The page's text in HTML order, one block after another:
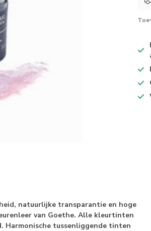
natuurlijke transparantie en hoge
van Goethe. Alle kleurtinten
Harmonische tussenliggende tinten